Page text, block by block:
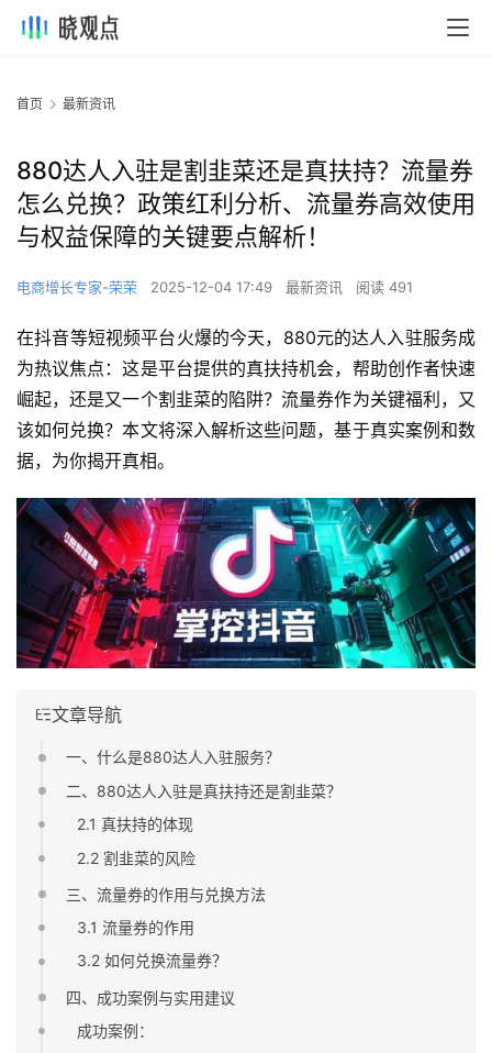
首页 最新资讯
880达人入驻是割韭菜还是真扶持？流量券
怎么兑换？政策红利分析、流量券高效使用
与权益保障的关键要点解析！
电商增长专家-荣荣 2025-12-04 17:49 最新资讯 阅读 491
在抖音等短视频平台火爆的今天，880元的达人入驻服务成
为热议焦点：这是平台提供的真扶持机会，帮助创作者快速
崛起，还是又一个割韭菜的陷阱？流量券作为关键福利，又
该如何兑换？本文将深入解析这些问题，基于真实案例和数
据，为你揭开真相。
文章导航
一、什么是880达人入驻服务？
二、880达人入驻是真扶持还是割韭菜？
2.1 真扶持的体现
2.2 割韭菜的风险
三、流量券的作用与兑换方法
3.1 流量券的作用
3.2 如何兑换流量券？
四、成功案例与实用建议
成功案例：